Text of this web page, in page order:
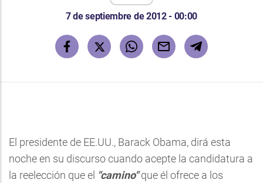
7 de septiembre de 2012 - 00:00
El presidente de EE.UU., Barack Obama, dirá esta
noche en su discurso cuando acepte la candidatura a
la reelección que el "camino"que él ofrece a los